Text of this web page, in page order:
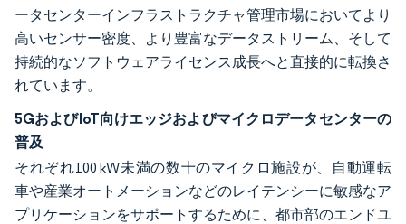
ータセンターインフラストラクチャ管理市場においてより
高いセンサー密度、より豊富なデータストリーム、そして
持続的なソフトウェアライセンス成長へと直接的に転換さ
れています。
5GおよびIoT向けエッジおよびマイクロデータセンターの
普及
それぞれ100 kW未満の数十のマイクロ施設が、自動運転
車や産業オートメーションなどのレイテンシーに敏感なア
プリケーションをサポートするために、都市部のエンドユ